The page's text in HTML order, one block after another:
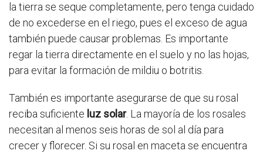
la tierra se seque completamente, pero tenga cuidado
de no excederse en el riego, pues el exceso de agua
también puede causar problemas. Es importante
regar la tierra directamente en el suelo y no las hojas,
para evitar la formación de mildiu o botritis.
También es importante asegurarse de que su rosal
reciba suficiente luz solar. La mayoría de los rosales
necesitan al menos seis horas de sol al día para
crecer y florecer. Si su rosal en maceta se encuentra